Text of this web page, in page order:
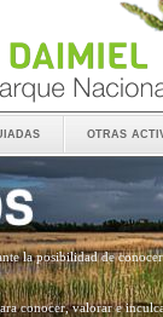
otras
la posibilidad de conocer
conocer, valorar e